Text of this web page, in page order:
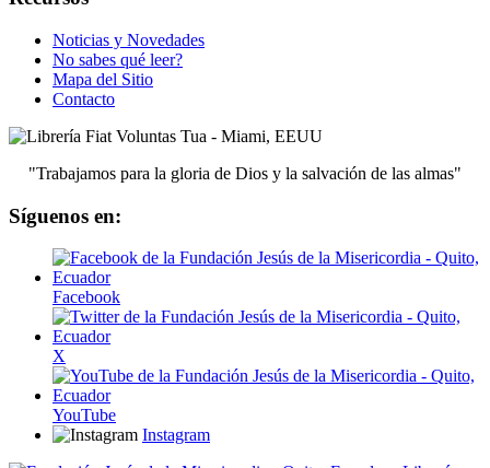
Noticias y Novedades
No sabes qué leer?
Mapa del Sitio
Contacto
"Trabajamos para la gloria de Dios y la salvación de las almas"
Síguenos en:
Facebook
X
YouTube
Instagram